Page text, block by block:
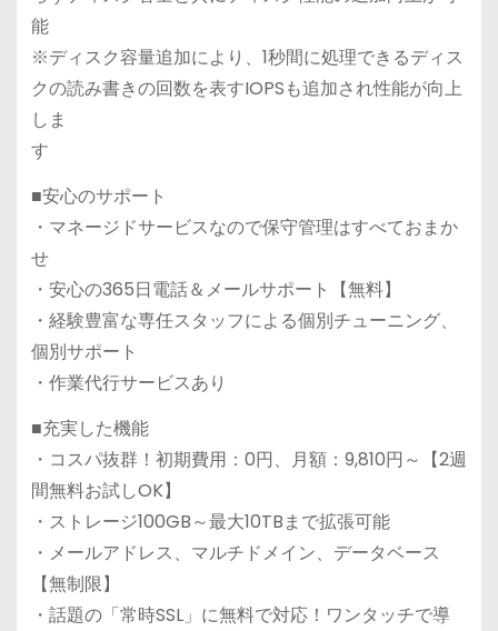
能
※ディスク容量追加により、1秒間に処理できるディス
クの読み書きの回数を表すIOPSも追加され性能が向上
しま
す
■安心のサポート
・マネージドサービスなので保守管理はすべておまか
せ
・安心の365日電話＆メールサポート【無料】
・経験豊富な専任スタッフによる個別チューニング、
個別サポート
・作業代行サービスあり
■充実した機能
・コスパ抜群！初期費用：0円、月額：9,810円～【2週
間無料お試しOK】
・ストレージ100GB～最大10TBまで拡張可能
・メールアドレス、マルチドメイン、データベース
【無制限】
・話題の「常時SSL」に無料で対応！ワンタッチで導